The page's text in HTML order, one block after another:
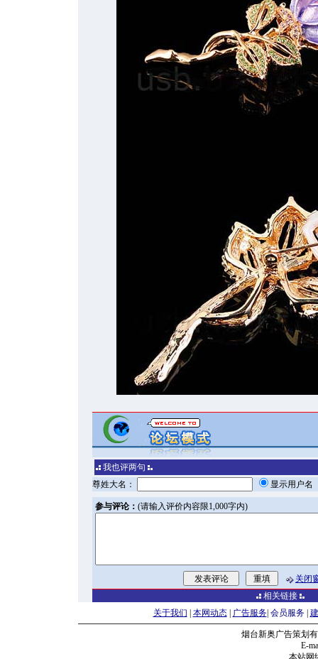
我也评两句
尊姓大名：
显示用户
参与评论： (请输入评价内容限1,000字内)
关闭
相关链接
关于我们
本网动态| 广告服务| 会员服务|
烟台新奥广告策划
E-
本站网